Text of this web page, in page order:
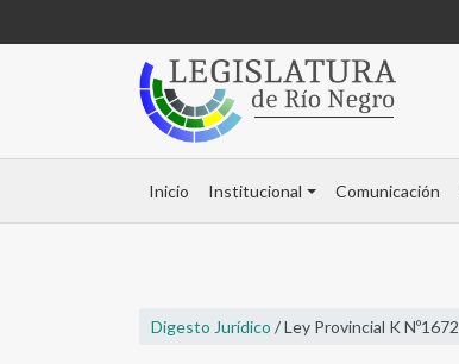
Inicio Institucional Comunicación
Digesto Jurídico / Ley Provincial K Nº1672